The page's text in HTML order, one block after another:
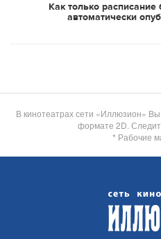
Как только расписание
автоматически
В кинотеатрах сети «Иллюзион»
формате 2D.
* Рабочие